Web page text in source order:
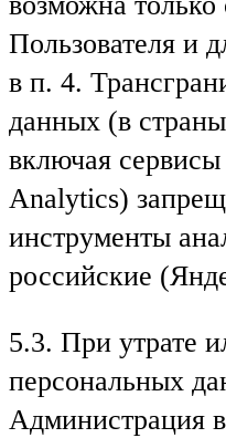
Пользователя и
в п. 4.
данных (в
включая
Analytics)
инструменты
российские
5.3. При утрате
персональных
Администрация